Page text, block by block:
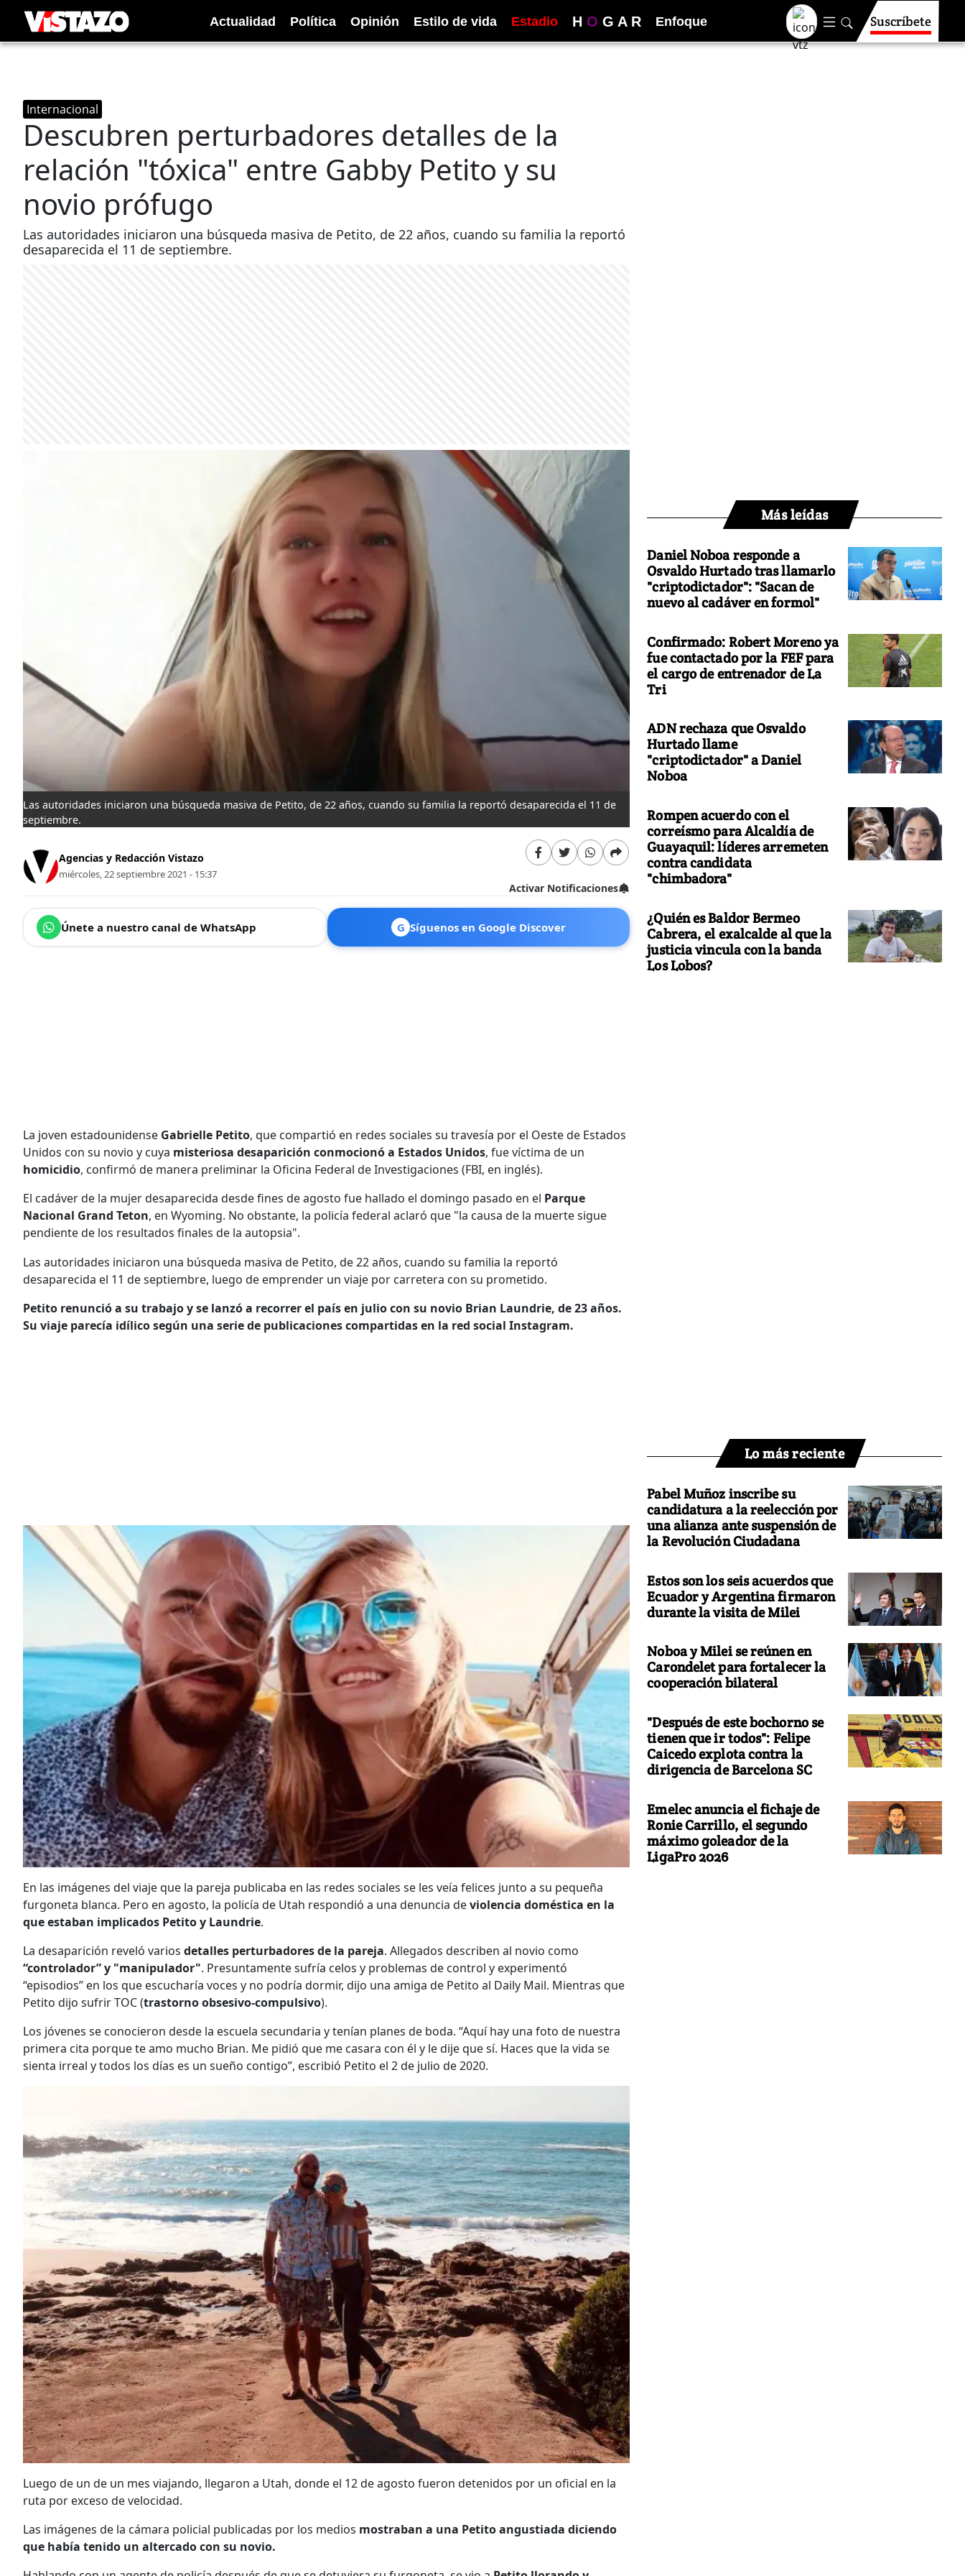
Actualidad Política Opinión Estilo de vida Estadio H O G A R Enfoque Suscríbete
Internacional
Descubren perturbadores detalles de la
relación "tóxica" entre Gabby Petito y su
novio prófugo
Las autoridades iniciaron una búsqueda masiva de Petito, de 22 años, cuando su familia la reportó
desaparecida el 11 de septiembre.
Las autoridades iniciaron una búsqueda masiva de Petito, de 22 años, cuando su familia la reportó desaparecida el 11 de
septiembre.
Agencias y Redacción Vistazo
miércoles, 22 septiembre 2021 - 15:37
Activar Notificaciones
Únete a nuestro canal de WhatsApp G Síguenos en Google Discover
La joven estadounidense Gabrielle Petito, que compartió en redes sociales su travesía por el Oeste de Estados
Unidos con su novio y cuya misteriosa desaparición conmocionó a Estados Unidos, fue víctima de un
homicidio, confirmó de manera preliminar la Oficina Federal de Investigaciones (FBI, en inglés).
El cadáver de la mujer desaparecida desde fines de agosto fue hallado el domingo pasado en el Parque
Nacional Grand Teton, en Wyoming. No obstante, la policía federal aclaró que "la causa de la muerte sigue
pendiente de los resultados finales de la autopsia".
Las autoridades iniciaron una búsqueda masiva de Petito, de 22 años, cuando su familia la reportó
desaparecida el 11 de septiembre, luego de emprender un viaje por carretera con su prometido.
Petito renunció a su trabajo y se lanzó a recorrer el país en julio con su novio Brian Laundrie, de 23 años.
Su viaje parecía idílico según una serie de publicaciones compartidas en la red social Instagram.
En las imágenes del viaje que la pareja publicaba en las redes sociales se les veía felices junto a su pequeña
furgoneta blanca. Pero en agosto, la policía de Utah respondió a una denuncia deviolencia doméstica en la
que estaban implicados Petito y Laundrie.
La desaparición reveló varios detalles perturbadores de la pareja. Allegados describen al novio como
“controlador” y "manipulador". Presuntamente sufría celos y problemas de control y experimentó
“episodios” en los que escucharía voces y no podría dormir, dijo una amiga de Petito al Daily Mail. Mientras que
Petito dijo sufrir TOC (trastorno obsesivo-compulsivo).
Los jóvenes se conocieron desde la escuela secundaria y tenían planes de boda. “Aquí hay una foto de nuestra
primera cita porque te amo mucho Brian. Me pidió que me casara con él y le dije que sí. Haces que la vida se
sienta irreal y todos los días es un sueño contigo”, escribió Petito el 2 de julio de 2020.
Luego de un de un mes viajando, llegaron a Utah, donde el 12 de agosto fueron detenidos por un oficial en la
ruta por exceso de velocidad.
Las imágenes de la cámara policial publicadas por los medios mostraban a una Petito angustiada diciendo
que había tenido un altercado con su novio.
Más leídas
Daniel Noboa responde a
Osvaldo Hurtado tras llamarlo
"criptodictador": "Sacan de
nuevo al cadáver en formol"
Confirmado: Robert Moreno ya
fue contactado por la FEF para
el cargo de entrenador de La
Tri
ADN rechaza que Osvaldo
Hurtado llame
"criptodictador" a Daniel
Noboa
Rompen acuerdo con el
correísmo para Alcaldía de
Guayaquil: líderes arremeten
contra candidata
"chimbadora"
¿Quién es Baldor Bermeo
Cabrera, el exalcalde al que la
justicia vincula con la banda
Los Lobos?
Lo más reciente
Pabel Muñoz inscribe su
candidatura a la reelección por
una alianza ante suspensión de
la Revolución Ciudadana
Estos son los seis acuerdos que
Ecuador y Argentina firmaron
durante la visita de Milei
Noboa y Milei se reúnen en
Carondelet para fortalecer la
cooperación bilateral
"Después de este bochorno se
tienen que ir todos": Felipe
Caicedo explota contra la
dirigencia de Barcelona SC
Emelec anuncia el fichaje de
Ronie Carrillo, el segundo
máximo goleador de la
LigaPro 2026